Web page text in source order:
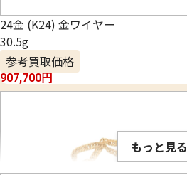
24金 (K24) 金ワイヤー
30.5g
参考買取価格
907,700円
もっと見る